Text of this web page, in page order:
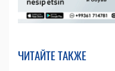
ЧИТАЙТЕ ТАКЖЕ